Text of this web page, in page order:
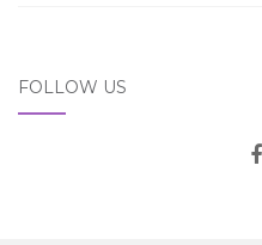
FOLLOW US